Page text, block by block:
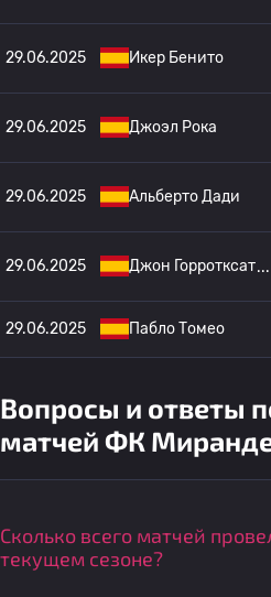
29.06.2025 Икер Бенито
29.06.2025 Джоэл Рока
29.06.2025 Альберто Дади
29.06.2025 Джон Горротксат
29.06.2025 Пабло Томео
Вопросы и ответы
матчей ФК
Сколько всего матчей
текущем сезоне?